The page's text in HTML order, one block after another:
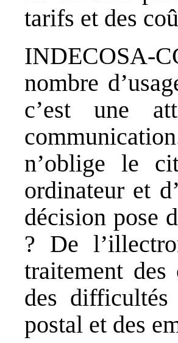
tarifs et des
INDECOSA-
nombre
c’est une
n’oblige le
ordinateur et
décision pose
? De
traitement
des
postal et des